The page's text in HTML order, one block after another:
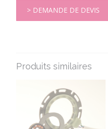
> DEMANDE DE DEVIS
Produits similaires